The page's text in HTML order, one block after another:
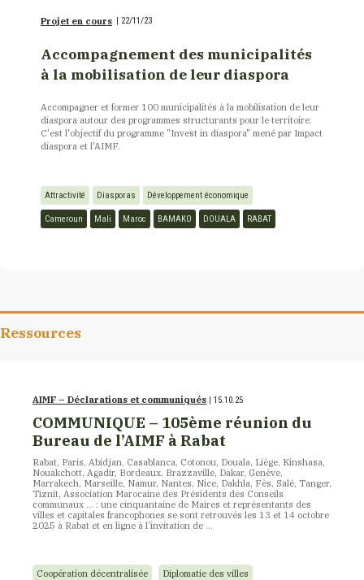
Projet en cours 22/11/23
Accompagnement des municipalités
à la mobilisation de leur diaspora
Accompagner et former 100 municipalités à la mobilisation de leur
diaspora autour des programmes structurants pour le territoire.
C'est l'objectif du programme "Invest in diaspora" mené par Impact
diaspora et l'AIMF.
Attractivité Diasporas Développement économique
Cameroun Mali Maroc BAMAKO DOUALA RABAT
Ressources
AIMF – Déclarations et communiqués | 15.10.25
COMMUNIQUE – 105ème réunion du
Bureau de l’AIMF à Rabat
Rabat, Paris, Abidjan, Casablanca, Cotonou, Douala, Liège, Kinshasa,
Nouakchott, Agadir, Bordeaux, Brazzaville, Dakar, Genève,
Marrakech, Marseille, Namur, Nantes, Nice, Dakhla, Fès, Salé, Tanger,
Tiznit, Association Marocaine des Présidents des Conseils
communaux … : une cinquantaine de Maires et représentants des
villes et capitales francophones se sont retrouvés les 13 et 14 octobre
2025 à Rabat et en ligne à l’invitation de …
Coopération décentralisée Diplomatie des villes